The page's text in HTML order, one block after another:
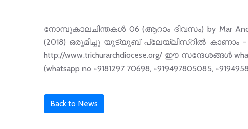
നോമ്പുകാലചിന്തകൾ 06 (ആറാം ദിവസം) by Mar
(2018) ഒരുമിച്ചു യൂട്യൂബ് പ്ലേയ്‌ലിസ്റിൽ കാണാം -
http://www.trichurarchdiocese.org/ ഈ സന്ദേശങ്ങള്‍
(whatsapp no +9181297 70698, +919497805085,
Back to News